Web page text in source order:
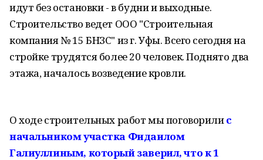
идут без остановки - в будни и выходные.
Строительство ведет ООО "Строительная
компания № 15 БНЗС" из г. Уфы. Всего сегодня на
стройке трудятся более 20 человек. Поднято два
этажа, началось возведение кровли.
О ходе строительных работ мы поговорилис
начальником участка Фидаилом
Галиуллиным, который заверил, что к 1